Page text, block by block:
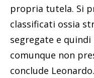
propria tutela. Si
classificati ossia
segregate e
comunque non
conclude Leonardo.